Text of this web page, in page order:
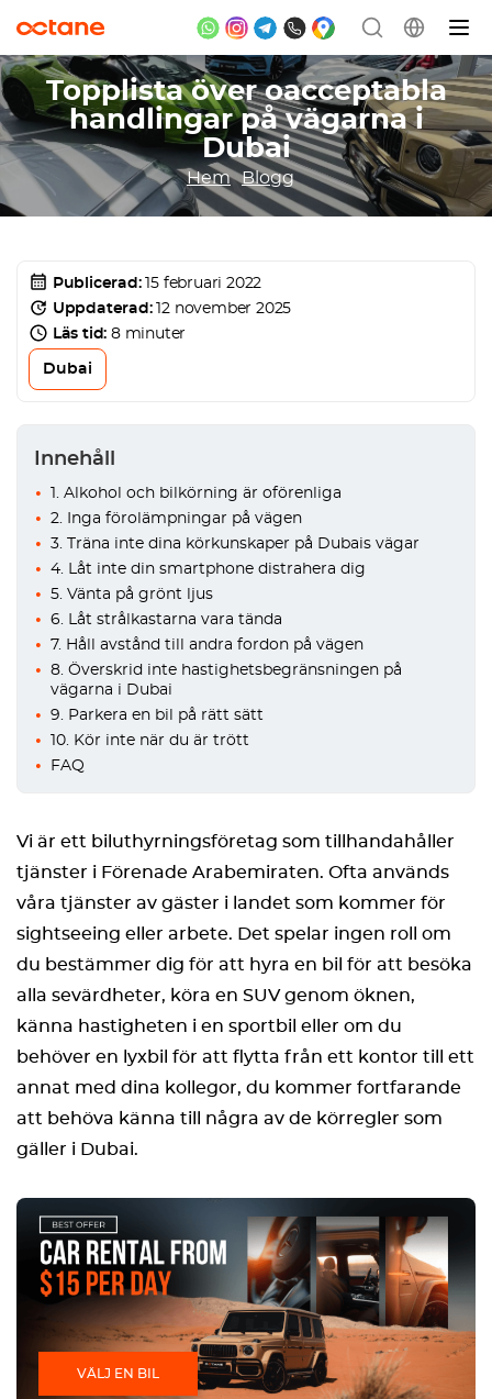
Topplista över oacceptabla
handlingar på vägarna i
Dubai
Hem Blogg
Publicerad: 15 februari 2022
Uppdaterad: 12 november 2025
Läs tid:8 minuter
Dubai
Innehåll
1. Alkohol och bilkörning är oförenliga
2. Inga förolämpningar på vägen
3. Träna inte dina körkunskaper på Dubais vägar
4. Låt inte din smartphone distrahera dig
5. Vänta på grönt ljus
6. Låt strålkastarna vara tända
7. Håll avstånd till andra fordon på vägen
8. Överskrid inte hastighetsbegränsningen på
vägarna i Dubai
9. Parkera en bil på rätt sätt
10. Kör inte när du är trött
FAQ
Vi är ett biluthyrningsföretag som tillhandahåller
tjänster i Förenade Arabemiraten. Ofta används
våra tjänster av gäster i landet som kommer för
sightseeing eller arbete. Det spelar ingen roll om
du bestämmer dig för att hyra en bil för att besöka
alla sevärdheter, köra en SUV genom öknen,
känna hastigheten i en sportbil eller om du
behöver en lyxbil för att flytta från ett kontor till ett
annat med dina kollegor, du kommer fortfarande
att behöva känna till några av de körregler som
gäller i Dubai.
VÄLJ EN BIL